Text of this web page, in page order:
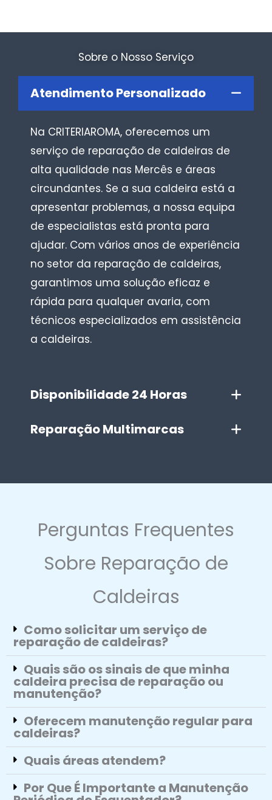
Sobre o Nosso Serviço
Atendimento Personalizado
Na CRITERIAROMA, oferecemos um
serviço de reparação de caldeiras de
alta qualidade nas Mercês e áreas
circundantes. Se a sua caldeira está a
apresentar problemas, a nossa equipa
de especialistas está pronta para
ajudar. Com vários anos de experiência
no setor da reparação de caldeiras,
garantimos uma solução eficaz e
rápida para qualquer avaria, com
técnicos especializados em assistência
a caldeiras.
Disponibilidade 24 Horas
Reparação Multimarcas
Perguntas Frequentes
Sobre Reparação de
Caldeiras
Como solicitar um serviço de
reparação de caldeiras?
Quais são os sinais de que minha
caldeira precisa de reparação ou
manutenção?
Oferecem manutenção regular para
caldeiras?
Quais áreas atendem?
Por Que É Importante a Manutenção